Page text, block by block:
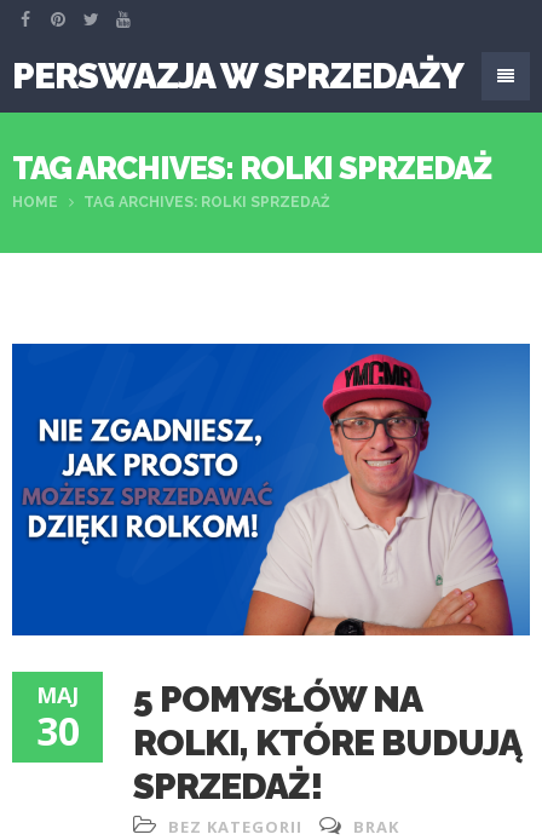
PERSWAZJA W SPRZEDAŻY
TAG ARCHIVES: ROLKI SPRZEDAŻ
HOME TAG ARCHIVES: ROLKI SPRZEDAŻ
MAJ
30
5 POMYSŁÓW NA
ROLKI, KTÓRE BUDUJĄ
SPRZEDAŻ!
BEZ KATEGORII
BRAK